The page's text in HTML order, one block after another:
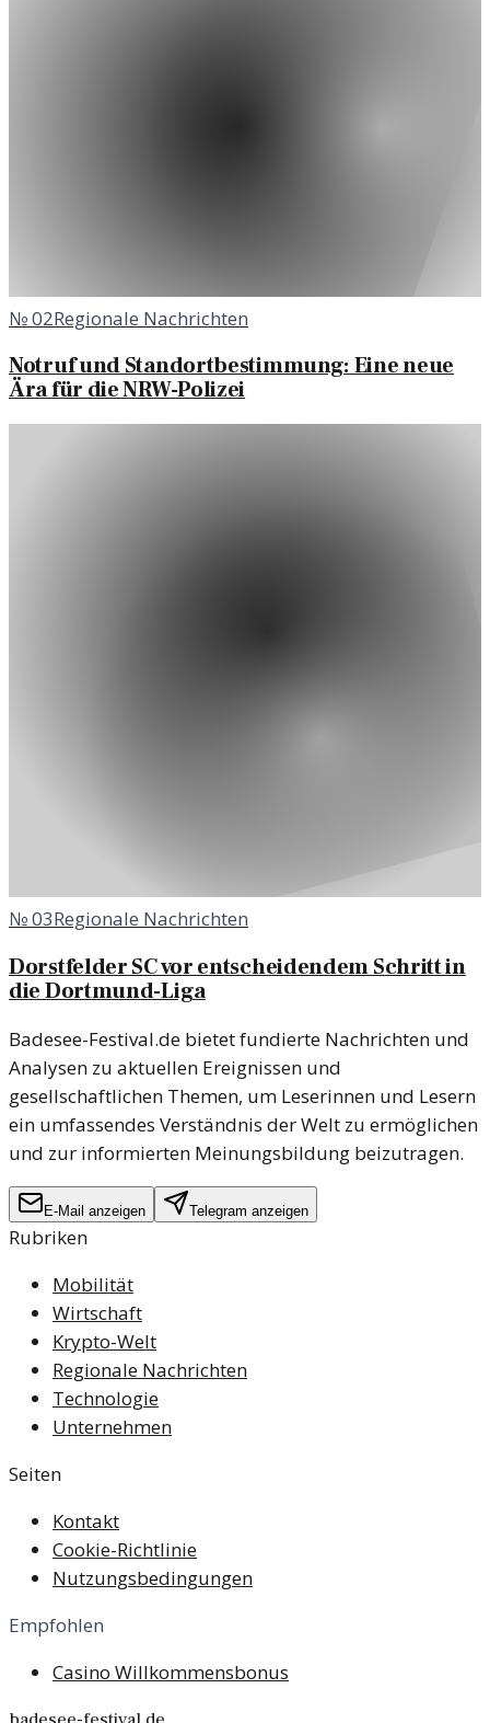
№02Regionale Nachrichten
Notruf und Standortbestimmung: Eine neue
Ära für die NRW-Polizei
№03Regionale Nachrichten
Dorstfelder SC vor entscheidendem Schritt in
die Dortmund-Liga
Badesee-Festival.de bietet fundierte Nachrichten und
Analysen zu aktuellen Ereignissen und
gesellschaftlichen Themen, um Leserinnen und Lesern
ein umfassendes Verständnis der Welt zu ermöglichen
und zur informierten Meinungsbildung beizutragen.
E-Mail anzeigen Telegram anzeigen
Rubriken
Mobilität
Wirtschaft
Krypto-Welt
Regionale Nachrichten
Technologie
Unternehmen
Seiten
Kontakt
Cookie-Richtlinie
Nutzungsbedingungen
Empfohlen
Casino Willkommensbonus